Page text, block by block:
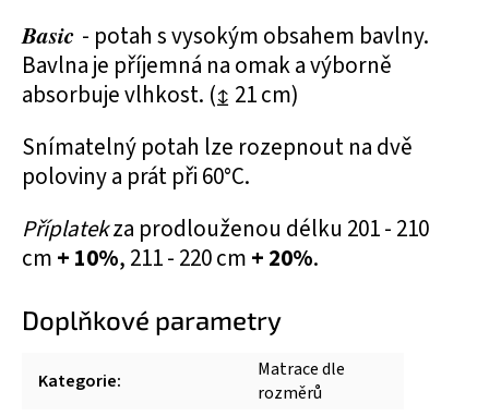
Basic - potah s vysokým obsahem bavlny.
Bavlna je příjemná na omak a výborně
absorbuje vlhkost. (↨ 21 cm)
Snímatelný potah lze rozepnout na dvě
poloviny a prát při 60°C.
Příplatekza prodlouženou délku 201 - 210
cm + 10%, 211 - 220 cm + 20%.
Doplňkové parametry
Kategorie:
Matrace dle
rozměrů